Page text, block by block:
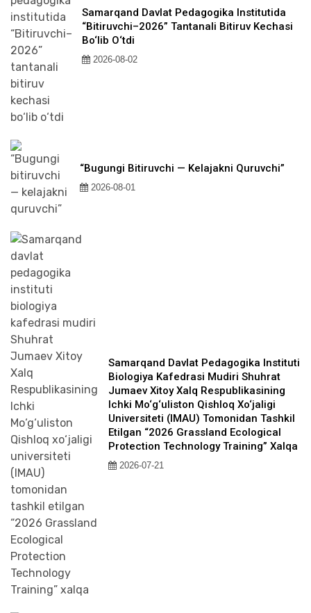
Samarqand Davlat Pedagogika Institutida
“Bitiruvchi–2026” Tantanali Bitiruv Kechasi
Bo‘lib O‘tdi
2026-08-02
“Bugungi Bitiruvchi — Kelajakni Quruvchi”
2026-08-01
Samarqand Davlat Pedagogika Instituti
Biologiya Kafedrasi Mudiri Shuhrat
Jumaev Xitoy Xalq Respublikasining
Ichki Mo‘g‘uliston Qishloq Xo‘jaligi
Universiteti (IMAU) Tomonidan Tashkil
Etilgan “2026 Grassland Ecological
Protection Technology Training” Xalqa
2026-07-21